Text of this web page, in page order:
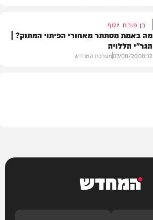
בן פורת יוסף
מה באמת מסתתר מאחורי הפיתוי המתוק? |
הגר"י הללויה
08:12
07/08/26מערכת המחדש
המחדש